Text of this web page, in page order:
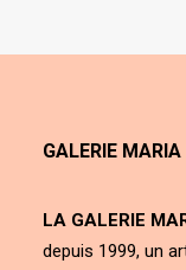
GALERIE
LA GALERIE
depuis 1999, un